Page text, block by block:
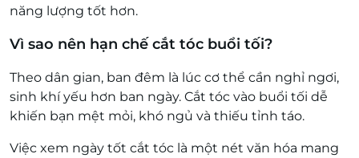
năng lượng tốt hơn.
Vì sao nên hạn chế cắt tóc buổi tối?
Theo dân gian, ban đêm là lúc cơ thể cần nghỉ ngơi,
sinh khí yếu hơn ban ngày. Cắt tóc vào buổi tối dễ
khiến bạn mệt mỏi, khó ngủ và thiếu tỉnh táo.
Việc xem ngày tốt cắt tóc là một nét văn hóa mang